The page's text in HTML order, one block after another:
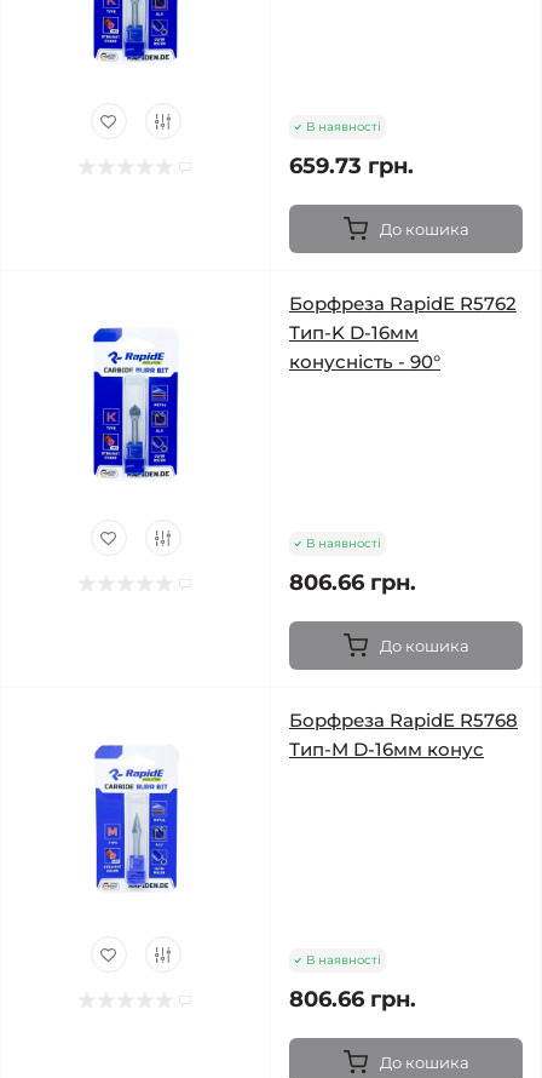
В наявності
659.73 грн.
До кошика
Борфреза RapidE R5762
Тип-K D-16мм
конусність - 90°
В наявності
806.66 грн.
До кошика
Борфреза RapidE R5768
Тип-M D-16мм конус
В наявності
806.66 грн.
До кошика